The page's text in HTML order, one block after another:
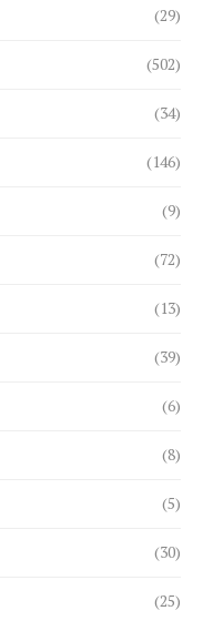
(29)
(502)
(34)
(146)
(9)
(72)
(13)
(39)
(6)
(8)
(5)
(30)
(25)